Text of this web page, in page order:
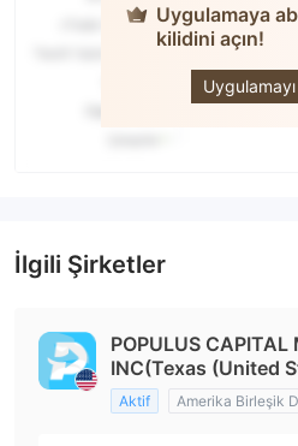
Uygulamaya
kilidini açın!
İlgili Şirketler
POPULUS
INC(Texas (United
Aktif Amerika Birleşik